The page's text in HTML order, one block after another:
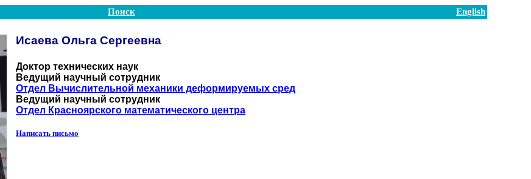
Поиск English
Исаева Ольга Сергеевна
Доктор технических наук
Ведущий научный сотрудник
Отдел Вычислительной механики деформируемых сред
Ведущий научный сотрудник
Отдел Красноярского математического центра
Написать письмо